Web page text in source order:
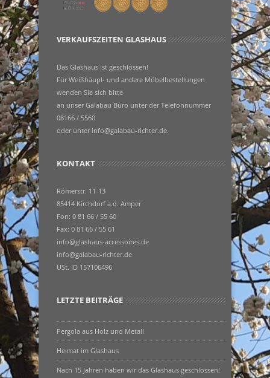
VERKAUFSZEITEN GLASHAUS
Das Glashaus ist geschlossen!
Für Weißhäupl- und andere Möbelbestellungen
wenden Sie sich bitte
an unser Galabau Büro unter der Telefonnummer
08166 / 5560
oder unter info@galabau-richter.de.
KONTAKT
Römerstr. 11-13
85414 Kirchdorf a.d. Amper
Fon: 0 81 66 / 55 60
Fax: 0 81 66 / 55 61
info@glashaus-accessoires.de
info@galabau-richter.de
USt. ID 157106496
LETZTE BEITRÄGE
Pergola aus Holz und Metall
Heimat im Glashaus
Nach 15 Jahren haben wir das Glashaus geschlossen!